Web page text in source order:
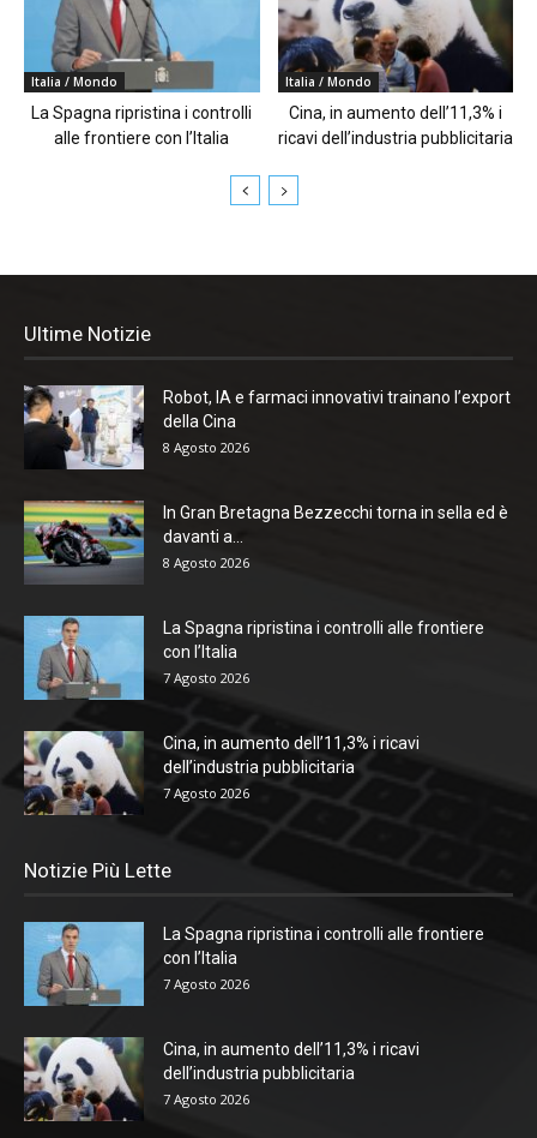
Italia / Mondo
La Spagna ripristina i controlli
alle frontiere con l’Italia
Italia / Mondo
Cina, in aumento dell’11,3% i
ricavi dell’industria pubblicitaria
Ultime Notizie
Robot, IA e farmaci innovativi trainano l’export
della Cina
8 Agosto 2026
In Gran Bretagna Bezzecchi torna in sella ed è
davanti a...
8 Agosto 2026
La Spagna ripristina i controlli alle frontiere
con l’Italia
7 Agosto 2026
Cina, in aumento dell’11,3% i ricavi
dell’industria pubblicitaria
7 Agosto 2026
Notizie Più Lette
La Spagna ripristina i controlli alle frontiere
con l’Italia
7 Agosto 2026
Cina, in aumento dell’11,3% i ricavi
dell’industria pubblicitaria
7 Agosto 2026